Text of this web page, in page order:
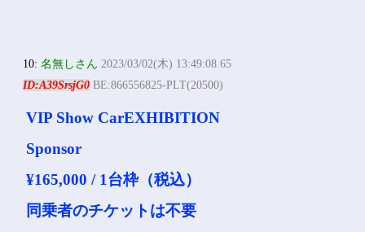
10:名無しさん 2023/03/02(木) 13:49:08.65
ID:A39SrsjG0 BE:866556825-PLT(20500)
VIP Show CarEXHIBITION
Sponsor
¥165,000 / 1台枠（税込）
同乗者のチケットは不要